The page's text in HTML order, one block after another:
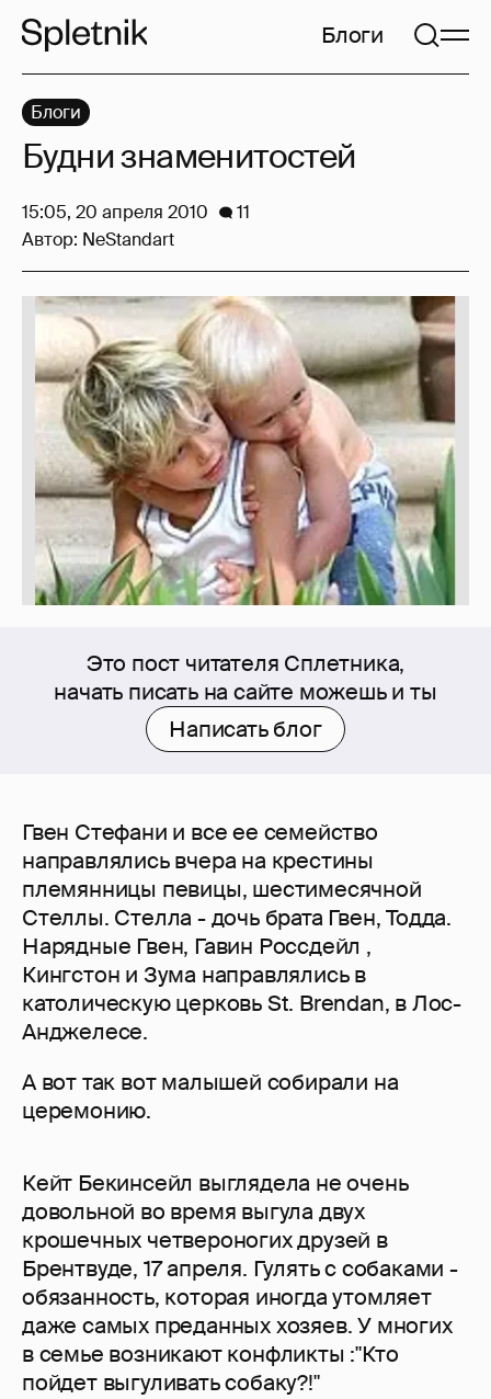
Блоги
Это пост читателя Сплетника,
начать писать на сайте можешь и ты
Написать блог
Гвен Стефани и все ее семейство
направлялись вчера на крестины
племянницы певицы, шестимесячной
Стеллы. Стелла - дочь брата Гвен, Тодда.
Нарядные Гвен, Гавин Россдейл ,
Кингстон и Зума направлялись в
католическую церковь St. Brendan, в Лос-
Анджелесе.
А вот так вот малышей собирали на
церемонию.
Кейт Бекинсейл выглядела не очень
довольной во время выгула двух
крошечных четвероногих друзей в
Брентвуде, 17 апреля. Гулять с собаками -
обязанность, которая иногда утомляет
даже самых преданных хозяев. У многих
в семье возникают конфликты :"Кто
пойдет выгуливать собаку?!"
Блоги
Будни знаменитостей
15:05, 20 апреля 2010
11
Автор: NeStandart